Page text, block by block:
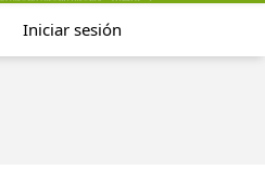
Iniciar sesión